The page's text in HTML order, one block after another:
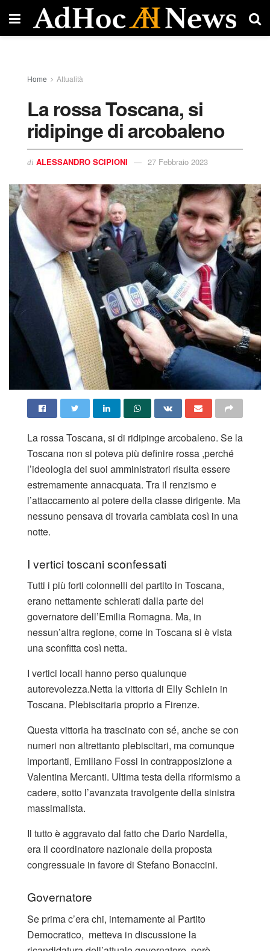
Home Attualità
La rossa Toscana, si
ridipinge di arcobaleno
di ALESSANDRO SCIPIONI 27 Febbraio 2023
La rossa Toscana, si di ridipinge arcobaleno. Se la
Toscana non si poteva più definire rossa ,perché
l’ideologia dei suoi amministratori risulta essere
estremamente annacquata. Tra il renzismo e
l’attaccamento al potere della classe dirigente. Ma
nessuno pensava di trovarla cambiata così in una
notte.
I vertici toscani sconfessati
Tutti i più forti colonnelli del partito in Toscana,
erano nettamente schierati dalla parte del
governatore dell’Emilia Romagna. Ma, in
nessun’altra regione, come in Toscana si è vista
una sconfitta così netta.
I vertici locali hanno perso qualunque
autorevolezza.Netta la vittoria di Elly Schlein in
Toscana. Plebiscitaria proprio a Firenze.
Questa vittoria ha trascinato con sé, anche se con
numeri non altrettanto plebiscitari, ma comunque
importanti, Emiliano Fossi in contrapposizione a
Valentina Mercanti. Ultima testa della riformismo a
cadere, sotto l’avanzata travolgente della sinistra
massimalista.
Il tutto è aggravato dal fatto che Dario Nardella,
era il coordinatore nazionale della proposta
congressuale in favore di Stefano Bonaccini.
Governatore
Se prima c’era chi, internamente al Partito
Democratico, metteva in discussione la